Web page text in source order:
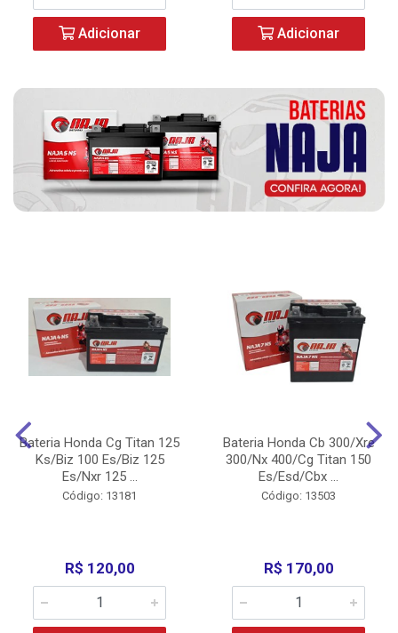
Adicionar Adicionar
Bateria Honda Cg Titan 125
Ks/Biz 100 Es/Biz 125
Es/Nxr 125 ...
Código: 13181
R$ 120,00
Bateria Honda Cb 300/Xre
300/Nx 400/Cg Titan 150
Es/Esd/Cbx ...
Código: 13503
R$ 170,00